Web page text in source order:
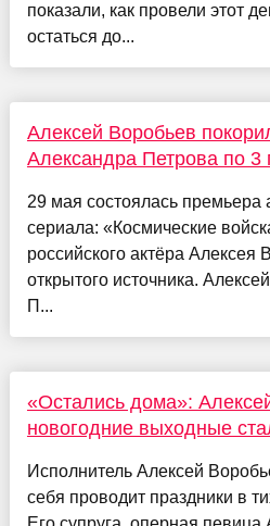
показали, как провели этот
остаться до...
Алексей Воробьев
Александра Петрова по 3
29 мая состоялась премьера
сериала: «Космические
российского актёра Алексея
открытого источника.
П...
«Остались дома»:
новогодние выходные
Исполнитель Алексей
себя проводит праздники в